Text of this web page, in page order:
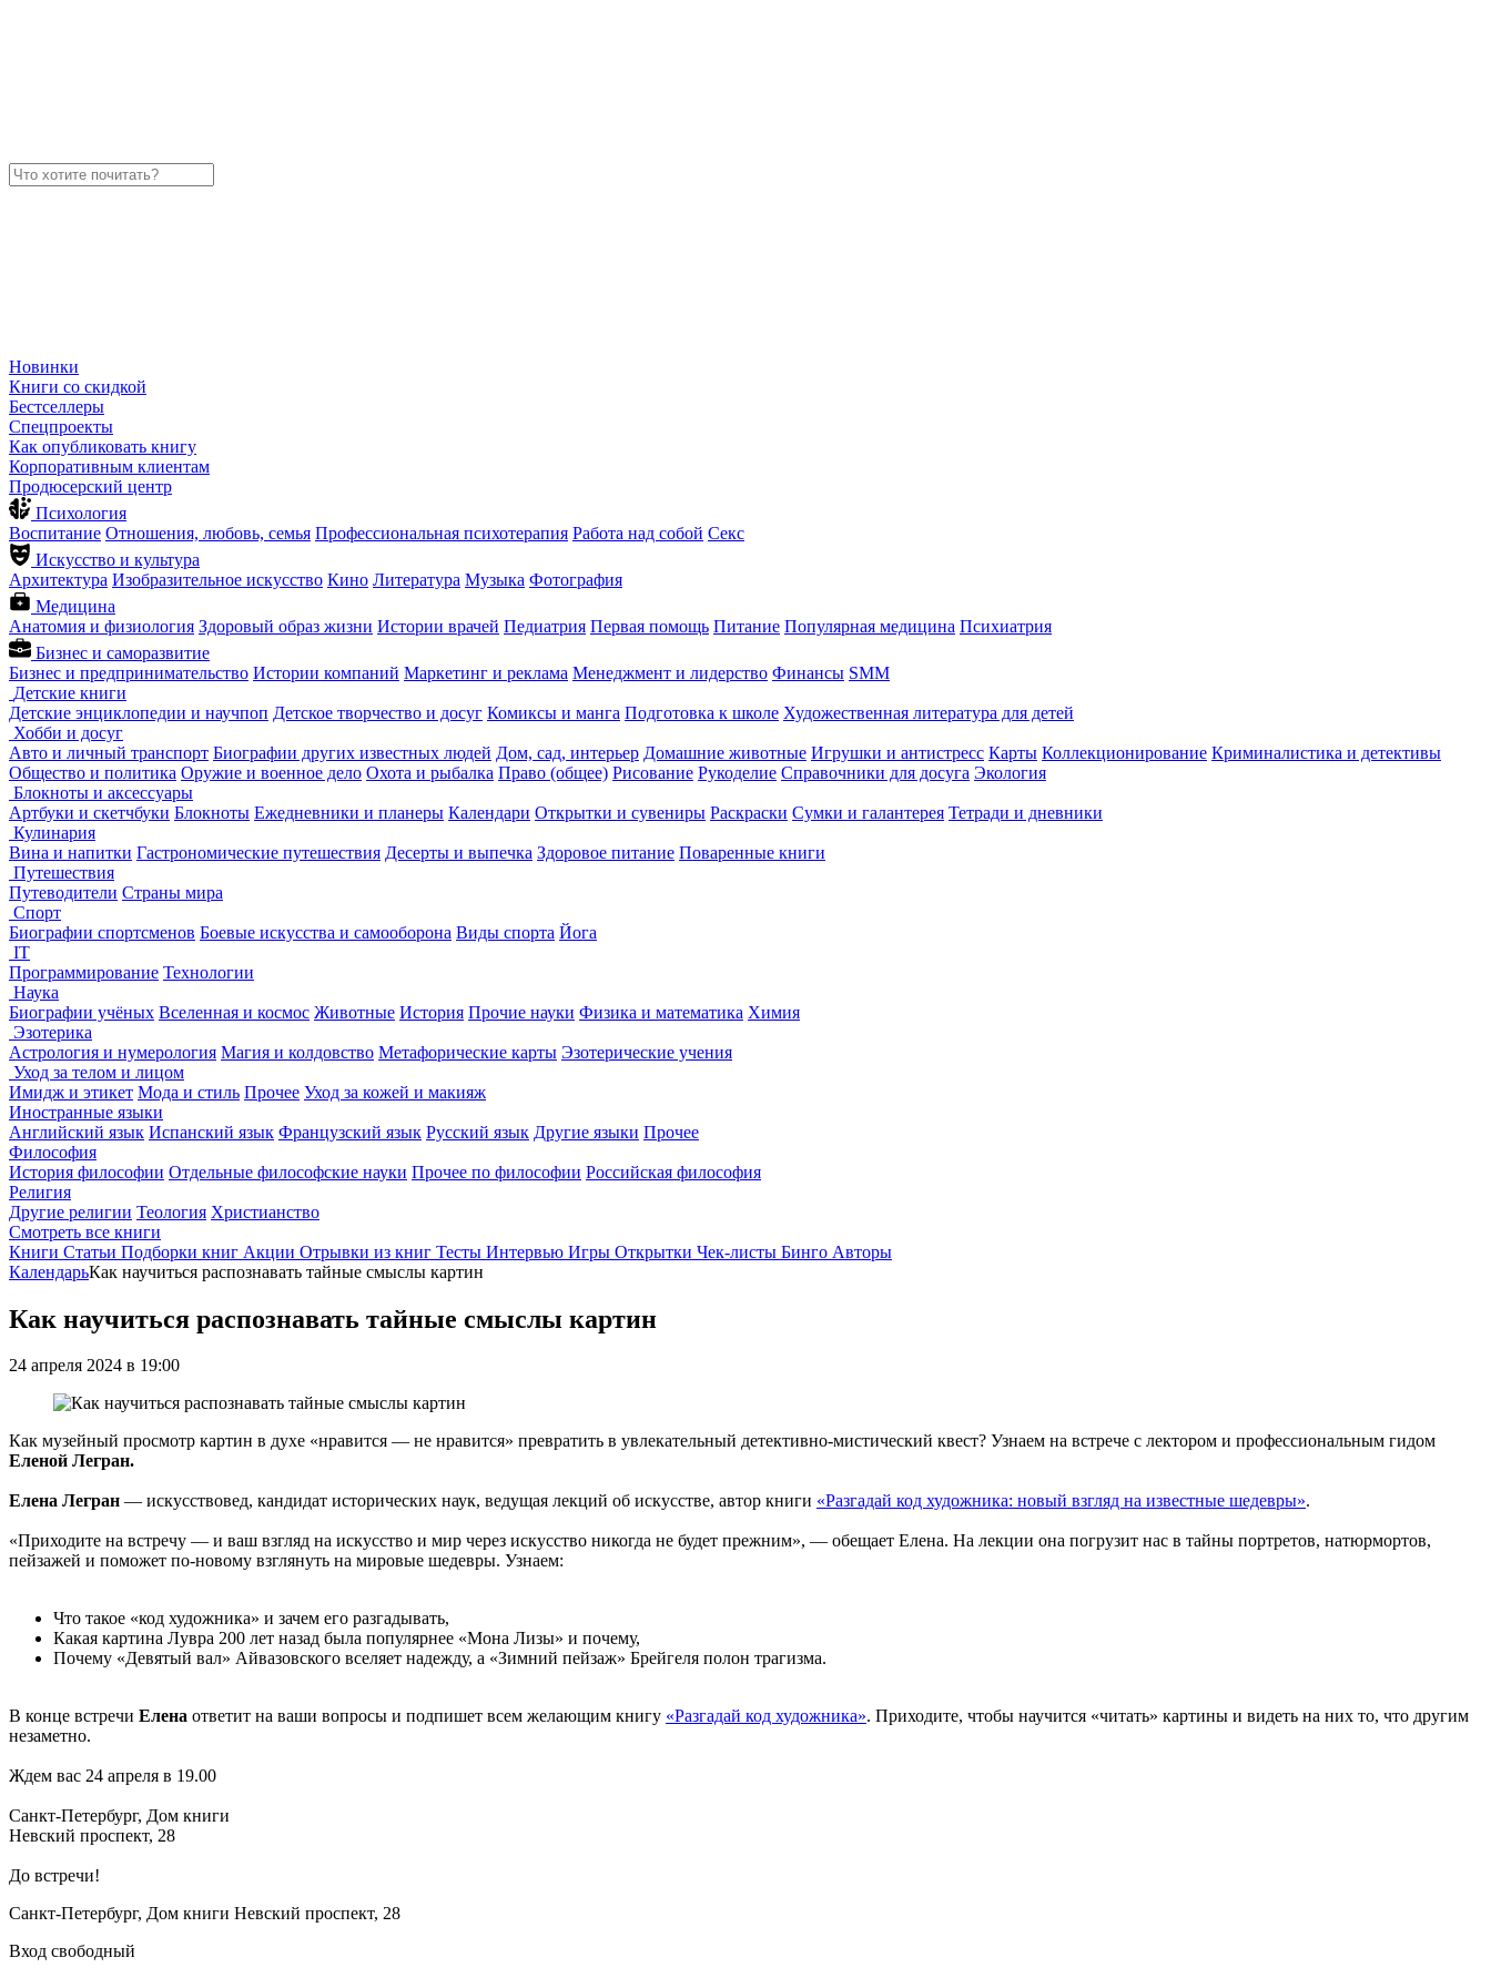
Новинки
Книги со скидкой
Бестселлеры
Спецпроекты
Как опубликовать книгу
Корпоративным клиентам
Продюсерский центр
Психология
Воспитание Отношения, любовь, семья Профессиональная психотерапия Работа над собой Секс
Искусство и культура
Архитектура Изобразительное искусство Кино Литература Музыка Фотография
Медицина
Анатомия и физиология Здоровый образ жизни Истории врачей Педиатрия Первая помощь Питание Популярная медицина Психиатрия
Бизнес и саморазвитие
Бизнес и предпринимательство Истории компаний Маркетинг и реклама Менеджмент и лидерство Финансы SMM
Детские книги
Детские энциклопедии и научпоп Детское творчество и досуг Комиксы и манга Подготовка к школе Художественная литература для детей
Хобби и досуг
Авто и личный транспорт Биографии других известных людей Дом, сад, интерьер Домашние животные Игрушки и антистресс Карты Коллекционирование Криминалистика и детективы
Общество и политика Оружие и военное дело Охота и рыбалка Право (общее) Рисование Рукоделие Справочники для досуга Экология
Блокноты и аксессуары
Артбуки и скетчбуки Блокноты Ежедневники и планеры Календари Открытки и сувениры Раскраски Сумки и галантерея Тетради и дневники
Кулинария
Вина и напитки Гастрономические путешествия Десерты и выпечка Здоровое питание Поваренные книги
Путешествия
Путеводители Страны мира
Спорт
Биографии спортсменов Боевые искусства и самооборона Виды спорта Йога
IT
Программирование Технологии
Наука
Биографии учёных Вселенная и космос Животные История Прочие науки Физика и математика Химия
Эзотерика
Астрология и нумерология Магия и колдовство Метафорические карты Эзотерические учения
Уход за телом и лицом
Имидж и этикет Мода и стиль Прочее Уход за кожей и макияж
Иностранные языки
Английский язык Испанский язык Французский язык Русский язык Другие языки Прочее
Философия
История философии Отдельные философские науки Прочее по философии Российская философия
Религия
Другие религии Теология Христианство
Смотреть все книги
Книги Статьи Подборки книг Акции Отрывки из книг Тесты Интервью Игры Открытки Чек-листы Бинго Авторы
КалендарьКак научиться распознавать тайные смыслы картин
Как научиться распознавать тайные смыслы картин
24 апреля 2024 в 19:00
Как музейный просмотр картин в духе «нравится — не нравится» превратить в увлекательный детективно-мистический квест? Узнаем на встрече с лектором и профессиональным гидом
Еленой Легран.
Елена Легран — искусствовед, кандидат исторических наук, ведущая лекций об искусстве, автор книги «Разгадай код художника: новый взгляд на известные шедевры».
«Приходите на встречу — и ваш взгляд на искусство и мир через искусство никогда не будет прежним», — обещает Елена. На лекции она погрузит нас в тайны портретов, натюрмортов,
пейзажей и поможет по-новому взглянуть на мировые шедевры. Узнаем:
Что такое «код художника» и зачем его разгадывать,
Какая картина Лувра 200 лет назад была популярнее «Мона Лизы» и почему,
Почему «Девятый вал» Айвазовского вселяет надежду, а «Зимний пейзаж» Брейгеля полон трагизма.
В конце встречи Елена ответит на ваши вопросы и подпишет всем желающим книгу «Разгадай код художника». Приходите, чтобы научится «читать» картины и видеть на них то, что другим
незаметно.
Ждем вас 24 апреля в 19.00
Санкт-Петербург, Дом книги
Невский проспект, 28
До встречи!
Санкт-Петербург, Дом книги Невский проспект, 28
Вход свободный